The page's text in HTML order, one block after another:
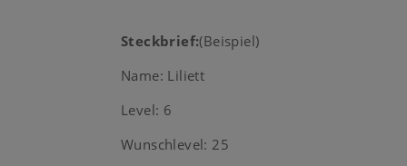
Steckbrief:(Beispiel)
Name: Liliett
Level: 6
Wunschlevel: 25